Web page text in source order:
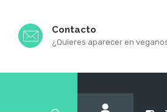
Contacto
¿Quieres aparecer en